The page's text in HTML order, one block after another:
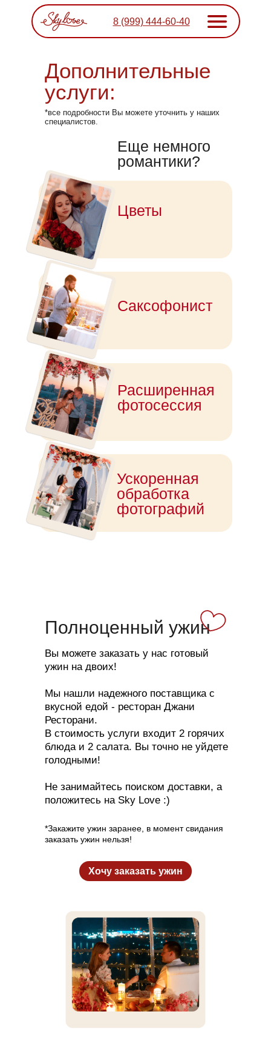
8 (999) 444-60-40
Дополнительные
услуги:
*все подробности Вы можете уточнить у наших
специалистов.
Цветы
Еще немного
романтики?
Саксофонист
Ускоренная
обработка
фотографий
Расширенная
фотосессия
Вы можете заказать у нас готовый
ужин на двоих!
Мы нашли надежного поставщика с
вкусной едой - ресторан Джани
Ресторани.
В стоимость услуги входит 2 горячих
блюда и 2 салата. Вы точно не уйдете
голодными!
Не занимайтесь поиском доставки, а
положитесь на Sky Love :)
*Закажите ужин заранее, в момент свидания
заказать ужин нельзя!
Полноценный ужин
Хочу заказать ужин